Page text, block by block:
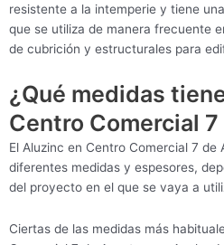
resistente a la intemperie y tiene
que se utiliza de manera frecuente
de cubrición y estructurales para
¿Qué medidas
Centro Comercial
El Aluzinc en Centro Comercial 7 de
diferentes medidas y espesores,
del proyecto en el que se vaya a
Ciertas de las medidas más